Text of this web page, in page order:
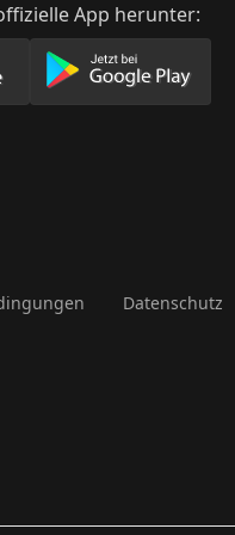
App herunter:
App im AppStore
Lade unsere
Datenschutz